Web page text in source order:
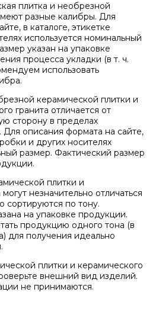
плитка и необрезной
разные калибры. Для
в каталоге, этикетке
используется номинальный
указан на упаковке
процесса укладки (в т. ч.
использовать
керамической плитки и
гранита отличается от
сторону в пределах
описания формата на сайте,
и других носителях
размер. Фактический размер
плитки и
незначительно отличаться
сортируются по тону.
на упаковке продукции.
продукцию одного тона (в
для получения идеально
плитки и керамического
внешний вид изделий.
не принимаются.